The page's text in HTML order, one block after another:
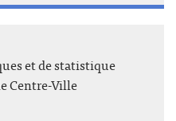
et de statistique
Centre-Ville